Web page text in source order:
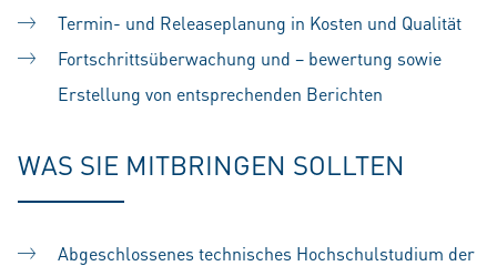
Termin- und Releaseplanung in Kosten und Qualität
Fortschrittsüberwachung und – bewertung sowie
Erstellung von entsprechenden Berichten
WAS SIE MITBRINGEN SOLLTEN
Abgeschlossenes technisches Hochschulstudium der